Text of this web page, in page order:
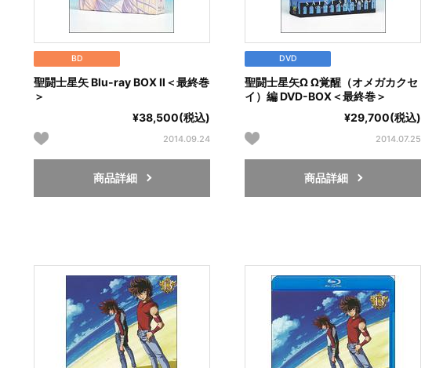
BD
聖闘士星矢 Blu-ray BOX Ⅱ＜最終巻
＞
¥38,500(税込)
2014.09.24
商品詳細
DVD
聖闘士星矢Ω Ω覚醒（オメガカクセ
イ）編 DVD-BOX＜最終巻＞
¥29,700(税込)
2014.07.25
商品詳細